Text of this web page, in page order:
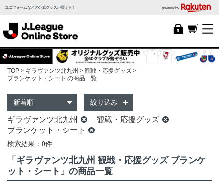
ユニフォームなどの公式グッズが買える！ powered by
TOP ギラヴァンツ北九州
観戦・応援グッズ
ブランケット・シート の商品一覧
絞り込み
ギラヴァンツ北九州
観戦・応援グッズ
ブランケット・シート
検索結果：0件
「ギラヴァンツ北九州 観戦・応援グッズ ブランケ
ット・シート」の商品一覧